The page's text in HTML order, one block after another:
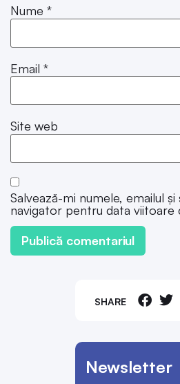
SHARE
Newsletter
Nume *
Email *
Site web
Salvează-mi numele, emailul
navigator pentru data viitoare